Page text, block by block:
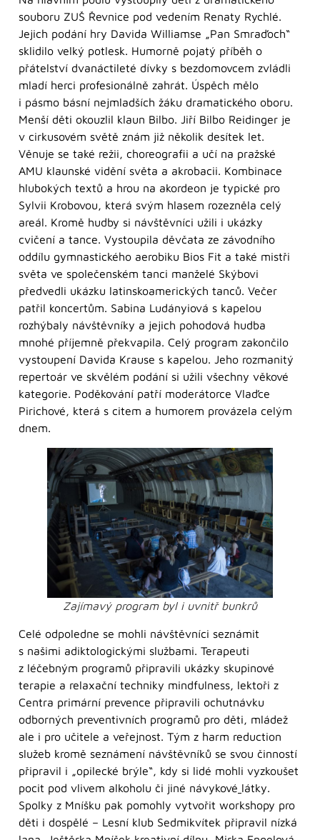
souboru ZUŠ Řevnice pod vedením Renaty Rychlé.
Jejich podání hry Davida Williamse „Pan Smraďoch“
sklidilo velký potlesk. Humorně pojatý příběh o
přátelství dvanáctileté dívky s bezdomovcem zvládli
mladí herci profesionálně zahrát. Úspěch mělo
i pásmo básní nejmladších žáku dramatického oboru.
Menší děti okouzlil klaun Bilbo. Jiří Bilbo Reidinger je
v cirkusovém světě znám již několik desítek let.
Věnuje se také režii, choreografii a učí na pražské
AMU klaunské vidění světa a akrobacii. Kombinace
hlubokých textů a hrou na akordeon je typické pro
Sylvii Krobovou, která svým hlasem rozezněla celý
areál. Kromě hudby si návštěvníci užili i ukázky
cvičení a tance. Vystoupila děvčata ze závodního
oddílu gymnastického aerobiku Bios Fit a také mistři
světa ve společenském tanci manželé Skýbovi
předvedli ukázku latinskoamerických tanců. Večer
patřil koncertům. Sabina Ludányiová s kapelou
rozhýbaly návštěvníky a jejich pohodová hudba
mnohé příjemně překvapila. Celý program zakončilo
vystoupení Davida Krause s kapelou. Jeho rozmanitý
repertoár ve skvělém podání si užili všechny věkové
kategorie. Poděkování patří moderátorce Vlaďce
Pirichové, která s citem a humorem provázela celým
dnem.
Zajímavý program byl i uvnitř bunkrů
Celé odpoledne se mohli návštěvníci seznámit
s našimi adiktologickými službami. Terapeuti
z léčebným programů připravili ukázky skupinové
terapie a relaxační techniky mindfulness, lektoři z
Centra primární prevence připravili ochutnávku
odborných preventivních programů pro děti, mládež
ale i pro učitele a veřejnost. Tým z harm reduction
služeb kromě seznámení návštěvníků se svou činností
připravil i „opilecké brýle“, kdy si lidé mohli vyzkoušet
pocit pod vlivem alkoholu či jiné návykové látky.
Spolky z Mníšku pak pomohly vytvořit workshopy pro
děti i dospělé – Lesní klub Sedmikvítek připravil nízká